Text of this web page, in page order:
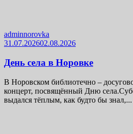
adminnorovka
31.07.202602.08.2026
День села в Норовке
В Норовском библиотечно –
концерт, посвящённый Дню
выдался тёплым, как будто бы знал,...